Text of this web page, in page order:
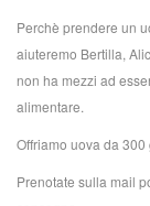
Perchè prendere un
aiuteremo Bertilla,
non ha mezzi ad
alimentare.
Offriamo uova da 300
Prenotate sulla mail